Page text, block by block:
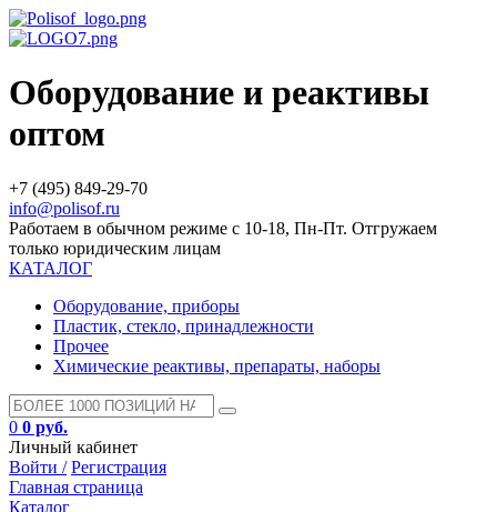
Оборудование и реактивы
оптом
+7 (495) 849-29-70
info@polisof.ru
Работаем в обычном режиме с 10-18, Пн-Пт. Отгружаем
только юридическим лицам
КАТАЛОГ
Оборудование, приборы
Пластик, стекло, принадлежности
Прочее
Химические реактивы, препараты, наборы
0 0 руб.
Личный кабинет
Войти / Регистрация
Главная страница
Каталог